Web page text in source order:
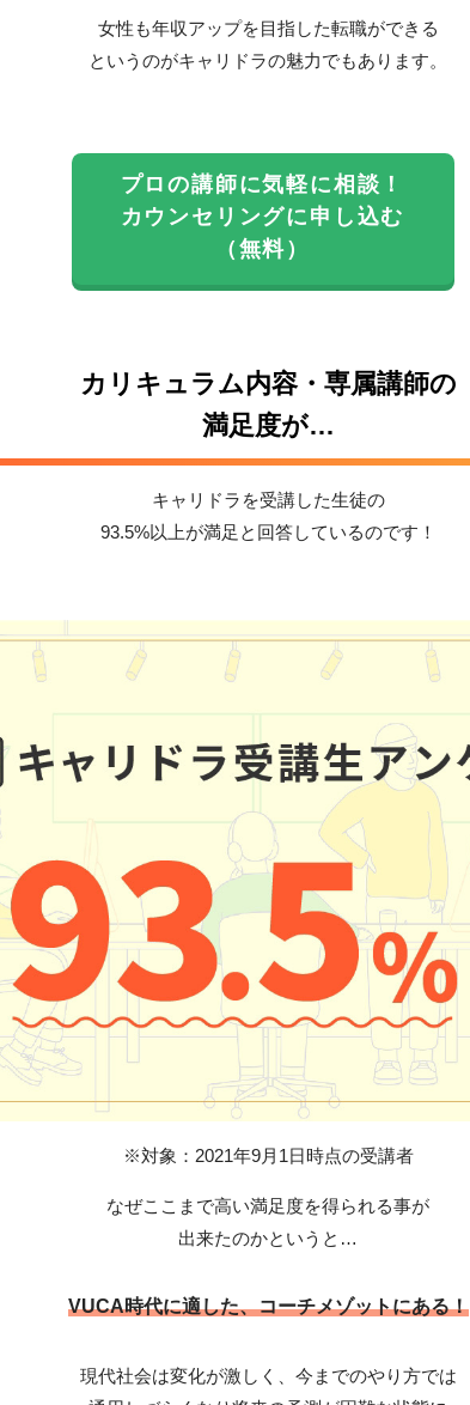
女性も年収アップを目指した転職ができる
というのがキャリドラの魅力でもあります。
プロの講師に気軽に相談！
カウンセリングに申し込む
（無料）
カリキュラム内容・専属講師の
満足度が…
キャリドラを受講した生徒の
93.5%以上が満足と回答しているのです！
※対象：2021年9月1日時点の受講者
なぜここまで高い満足度を得られる事が
出来たのかというと…
VUCA時代に適した、コーチメゾットにある！
現代社会は変化が激しく、今までのやり方では